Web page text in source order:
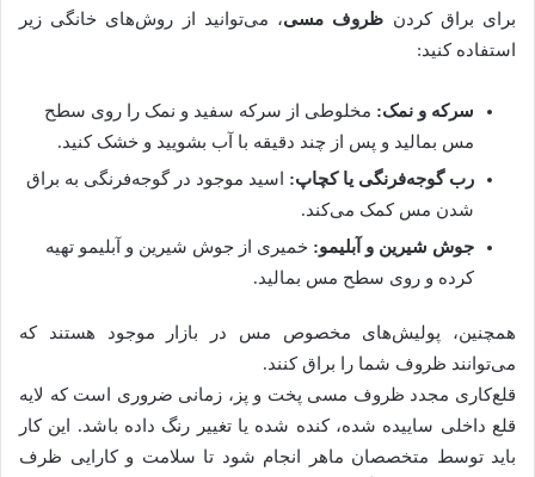
برای براق کردن ظروف مسی، می‌توانید از روش‌های خانگی زیر
استفاده کنید:
سرکه و نمک: مخلوطی از سرکه سفید و نمک را روی سطح
مس بمالید و پس از چند دقیقه با آب بشویید و خشک کنید.
رب گوجه‌فرنگی یا کچاپ:
اسید موجود در گوجه‌فرنگی به براق
شدن مس کمک می‌کند.
جوش شیرین و آبلیمو: خمیری از جوش شیرین و آبلیمو تهیه
کرده و روی سطح مس بمالید.
همچنین، پولیش‌های مخصوص مس در بازار موجود هستند که
می‌توانند ظروف شما را براق کنند.
قلع‌کاری مجدد ظروف مسی پخت و پز، زمانی ضروری است که لایه
قلع داخلی ساییده شده، کنده شده یا تغییر رنگ داده باشد. این کار
باید توسط متخصصان ماهر انجام شود تا سلامت و کارایی ظرف